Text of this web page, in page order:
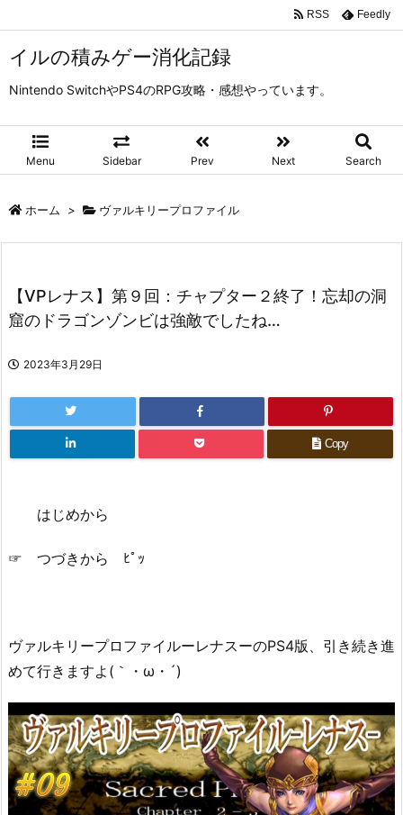
イルの積みゲー消化記録
Nintendo SwitchやPS4のRPG攻略・感想やっています。
Menu Sidebar Prev Next Search
RSS Feedly
ホーム > ヴァルキリープロファイル
【VPレナス】第９回：チャプター２終了！忘却の洞
窟のドラゴンゾンビは強敵でしたね…
2023年3月29日
Copy
はじめから
☞ つづきから ﾋﾟｯ
ヴァルキリープロファイルーレナスーのPS4版、引き続き進
めて行きますよ(｀・ω・´)